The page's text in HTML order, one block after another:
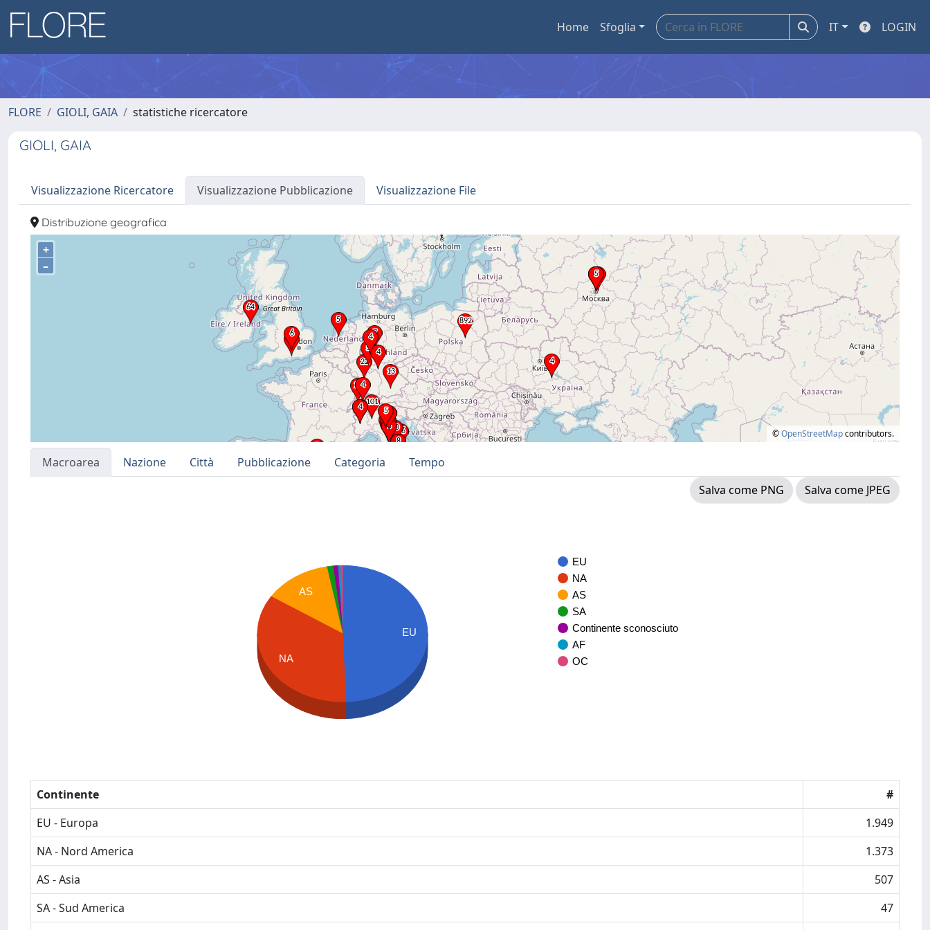
Home Sfoglia IT LOGIN
FLORE GIOLI, GAIA statistiche ricercatore
GIOLI, GAIA
Visualizzazione Ricercatore Visualizzazione Pubblicazione Visualizzazione File
Distribuzione geografica
+
–
©OpenStreetMapcontributors.
Macroarea Nazione Città Pubblicazione Categoria
Tempo
Salva come PNG
Salva come JPEG
EU
NA
AS
SA
Continente sconosciuto
AF
OC
EU
AS
NA
Continente
#
EU - Europa
1.949
NA - Nord America
1.373
AS - Asia
507
SA - Sud America
47